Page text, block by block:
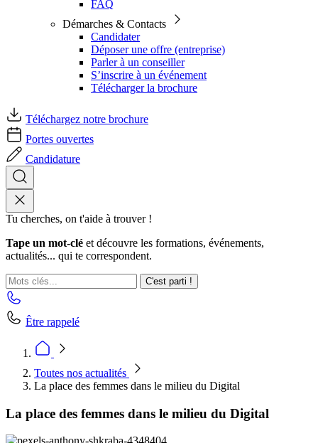
FAQ
Démarches & Contacts
Candidater
Déposer une offre (entreprise)
Parler à un conseiller
S’inscrire à un événement
Télécharger la brochure
Téléchargez notre brochure
Portes ouvertes
Candidature
Tu cherches, on t'aide à trouver !
Tape un mot-clé et découvre les formations, événements,
actualités... qui te correspondent.
C'est parti !
Être rappelé
Toutes nos actualités
La place des femmes dans le milieu du Digital
La place des femmes dans le milieu du Digital